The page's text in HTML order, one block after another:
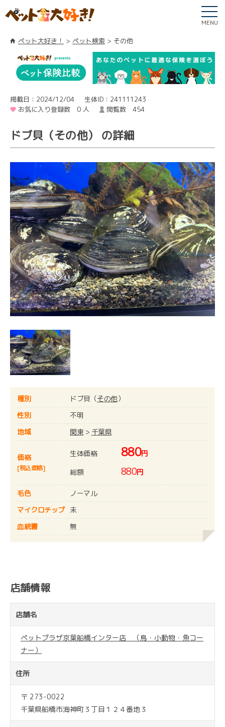
MENU
ペット大好き！ ペット検索 その他
掲載日：2024/12/04
生体ID：241111243
お気に入り登録数 0 人
閲覧数 454
ドブ貝（その他） の詳細
種別 ドブ貝（その他）
性別
不明
地域
関東> 千葉県
価格
[税込価格]
生体価格 880円
総額
880円
毛色
ノーマル
マイクロチップ
未
血統書
無
店舗情報
店舗名
ペットプラザ京葉船橋インター店 （鳥・小動物・魚コー
ナー）
住所
〒 273-0022
千葉県船橋市海神町３丁目１２４番地３